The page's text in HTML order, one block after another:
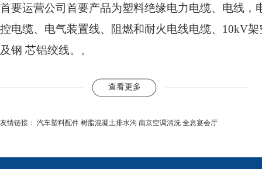
防止电线电缆起火的措施总结
金联宇电缆怎么样_金联
首要运营公司首要产品为塑料绝缘电力电缆、电线，
控电缆、电气装置线、阻燃和耐火电线电缆、10kV
及钢 芯铝绞线。。
查看更多
友情链接： 汽车塑料配件 树脂混凝土排水沟 南京空调清洗 全息宴会厅